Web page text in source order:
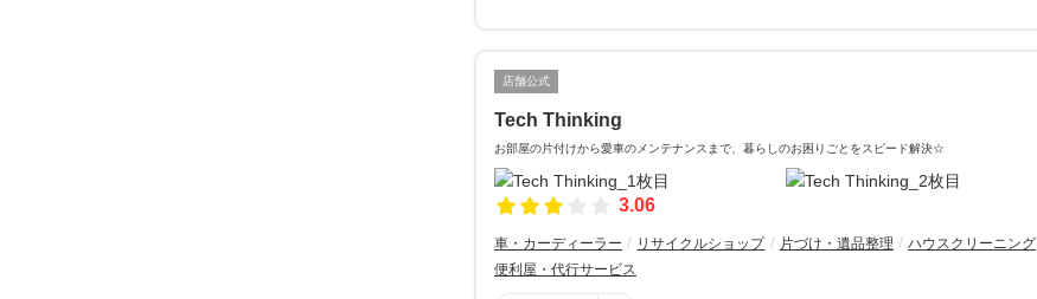
店舗公式
Tech Thinking
お部屋の片付けから愛車のメンテナンスまで、暮らしのお困りごとをスピード解決☆
3.06
車・カーディーラー リサイクルショップ 片づけ・遺品整理 ハウスクリーニング
便利屋・代行サービス